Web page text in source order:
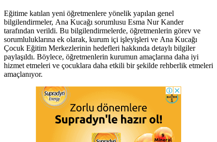
Eğitime katılan yeni öğretmenlere yönelik yapılan genel
bilgilendirmeler, Ana Kucağı sorumlusu Esma Nur Kander
tarafından verildi. Bu bilgilendirmelerde, öğretmenlerin görev ve
sorumluluklarına ek olarak, kurum içi işleyişleri ve Ana Kucağı
Çocuk Eğitim Merkezlerinin hedefleri hakkında detaylı bilgiler
paylaşıldı. Böylece, öğretmenlerin kurumun amaçlarına daha iyi
hizmet etmeleri ve çocuklara daha etkili bir şekilde rehberlik etmeleri
amaçlanıyor.